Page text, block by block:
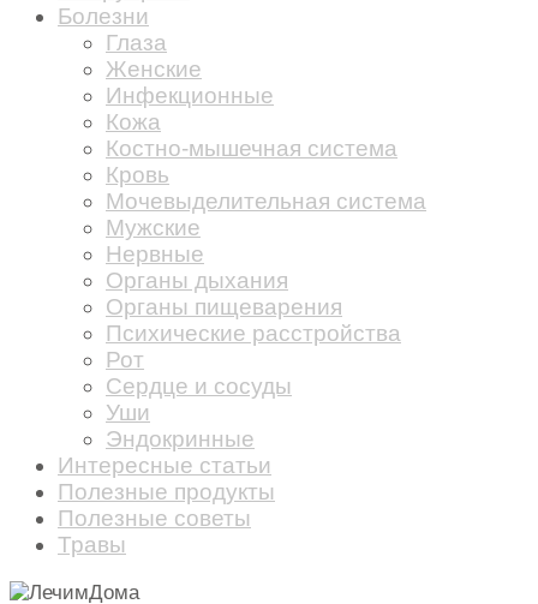
Болезни
Глаза
Женские
Инфекционные
Кожа
Костно-мышечная система
Кровь
Мочевыделительная система
Мужские
Нервные
Органы дыхания
Органы пищеварения
Психические расстройства
Рот
Сердце и сосуды
Уши
Эндокринные
Интересные статьи
Полезные продукты
Полезные советы
Травы